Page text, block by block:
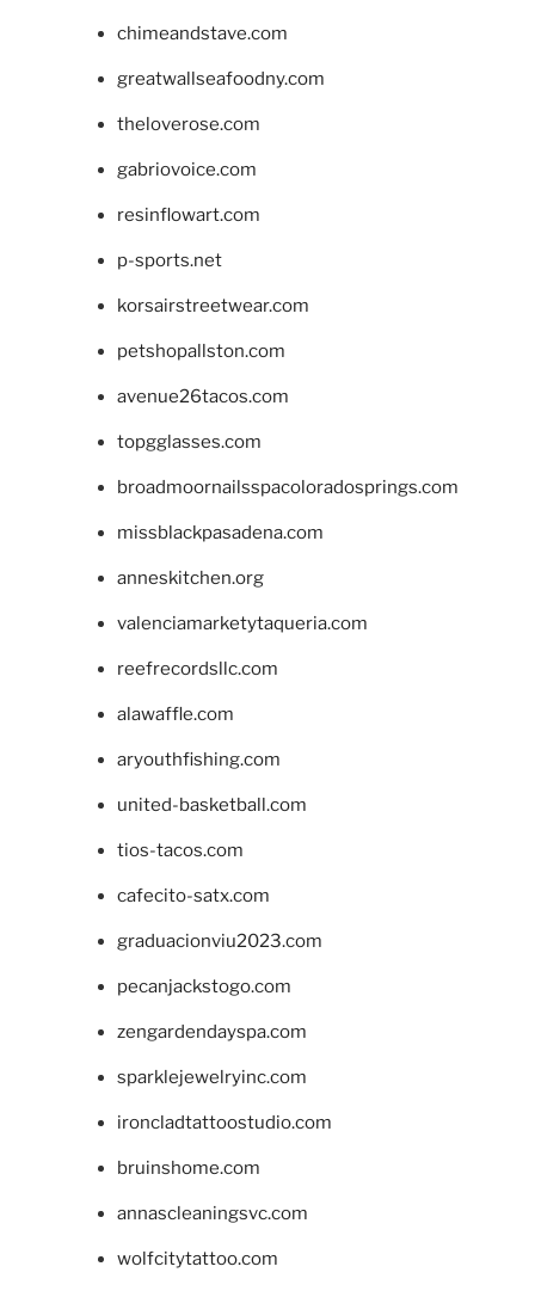
chimeandstave.com
greatwallseafoodny.com
theloverose.com
gabriovoice.com
resinflowart.com
p-sports.net
korsairstreetwear.com
petshopallston.com
avenue26tacos.com
topgglasses.com
broadmoornailsspacoloradosprings.com
missblackpasadena.com
anneskitchen.org
valenciamarketytaqueria.com
reefrecordsllc.com
alawaffle.com
aryouthfishing.com
united-basketball.com
tios-tacos.com
cafecito-satx.com
graduacionviu2023.com
pecanjackstogo.com
zengardendayspa.com
sparklejewelryinc.com
ironcladtattoostudio.com
bruinshome.com
annascleaningsvc.com
wolfcitytattoo.com